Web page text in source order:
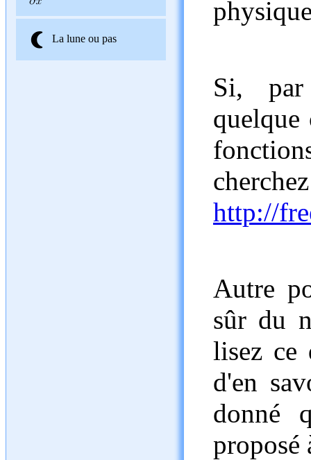
La lune ou pas
Si, par
quelque
http://
Autre
sûr du
lisez ce
d'en
donné
proposé